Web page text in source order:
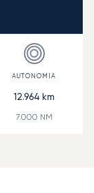
12.964 km
7.000 NM